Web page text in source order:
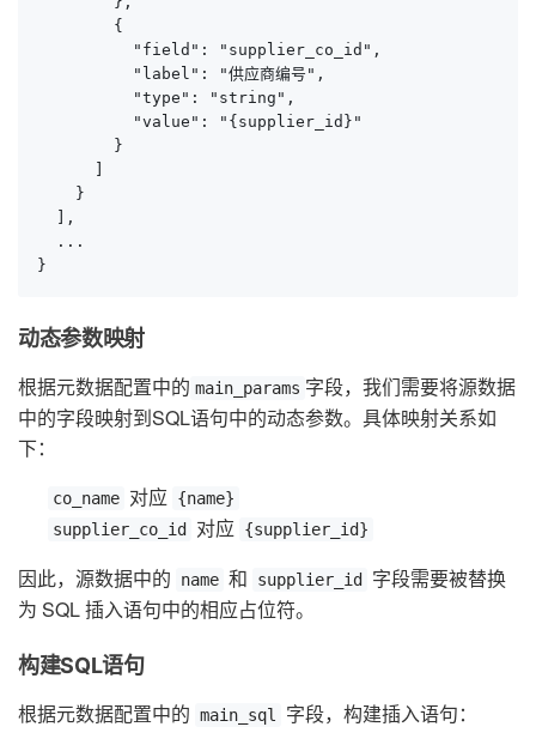
        {
          "field": "supplier_co_id",
          "label": "供应商编号",
          "type": "string",
          "value": "{supplier_id}"
        }
      ]
    }
  ],
  ...
}
动态参数映射
根据元数据配置中的 main_params 字段，我们需要将源数据
中的字段映射到SQL语句中的动态参数。具体映射关系如
下：
co_name 对应
{name}
supplier_co_id
对应 {supplier_id}
因此，源数据中的 name 和 supplier_id
字段需要被替换
为 SQL 插入语句中的相应占位符。
构建SQL语句
根据元数据配置中的 main_sql 字段，构建插入语句：